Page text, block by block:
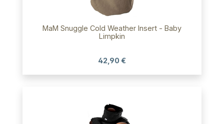
MaM Snuggle Cold Weather Insert - Baby
Limpkin
42,90 €